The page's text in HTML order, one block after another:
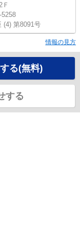
Ｆ
5258
(4) 第8091号
情報の見方
る(無料)
する